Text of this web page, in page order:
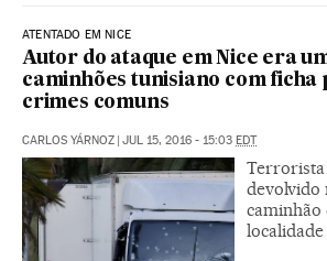
ATENTADO EM NICE
Autor do ataque em Nice era
caminhões tunisiano com ficha
crimes comuns
CARLOS YÁRNOZ | JUL 15, 2016 - 15:03 EDT
devolvido
caminhão